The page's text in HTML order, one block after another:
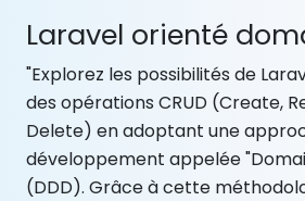
Laravel orienté
"Explorez les possibilités de
des opérations CRUD (Create,
Delete) en adoptant une
développement appelée
(DDD). Grâce à cette